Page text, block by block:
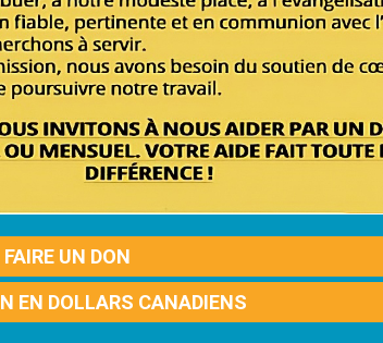
FAIRE UN DON
EN DOLLARS CANADIENS